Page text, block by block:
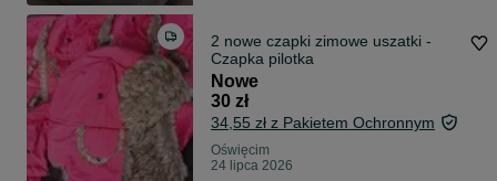
2 nowe czapki zimowe uszatki -
Czapka pilotka
Nowe
30 zł
34,55 zł z Pakietem Ochronnym
Oświęcim
24 lipca 2026